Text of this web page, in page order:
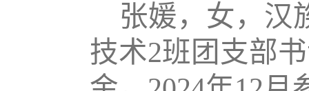
张媛，女，汉
技术2班团支部